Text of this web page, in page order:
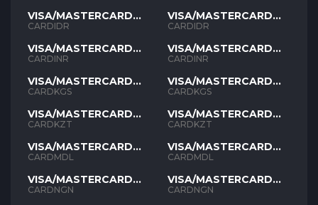
VISA/MASTERCARD
IDR
CARDIDR
VISA/MASTERCARD
INR
CARDINR
VISA/MASTERCARD
KGS
CARDKGS
VISA/MASTERCARD
KZT
CARDKZT
VISA/MASTERCARD
MDL
CARDMDL
VISA/MASTERCARD
NGN
CARDNGN
VISA/MASTERCARD
IDR
CARDIDR
VISA/MASTERCARD
INR
CARDINR
VISA/MASTERCARD
KGS
CARDKGS
VISA/MASTERCARD
KZT
CARDKZT
VISA/MASTERCARD
MDL
CARDMDL
VISA/MASTERCARD
NGN
CARDNGN